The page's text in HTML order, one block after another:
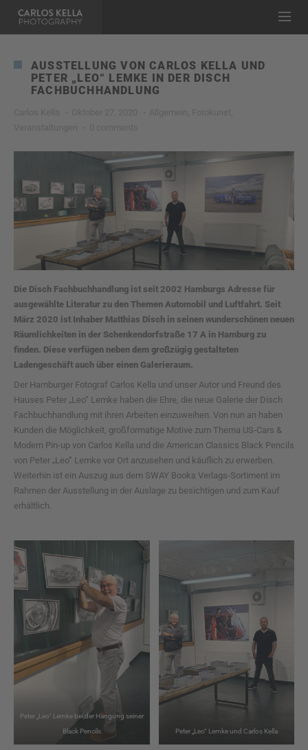
AUSSTELLUNG VON CARLOS KELLA UND
PETER „LEO“ LEMKE IN DER DISCH
FACHBUCHHANDLUNG
Die Disch Fachbuchhandlung ist seit 2002 Hamburgs Adresse für
ausgewählte Literatur zu den Themen Automobil und Luftfahrt. Seit
März 2020 ist Inhaber Matthias Disch in seinen wunderschönen neuen
Räumlichkeiten in der Schenkendorfstraße 17 A in Hamburg zu
finden. Diese verfügen neben dem großzügig gestalteten
Ladengeschäft auch über einen Galerieraum.
Der Hamburger Fotograf Carlos Kella und unser Autor und Freund des
Hauses Peter „Leo“ Lemke haben die Ehre, die neue Galerie der Disch
Fachbuchhandlung mit ihren Arbeiten einzuweihen. Von nun an haben
Kunden die Möglichkeit, großformatige Motive zum Thema US-Cars &
Modern Pin-up von Carlos Kella und die American Classics Black Pencils
von Peter „Leo“ Lemke vor Ort anzusehen und käuflich zu erwerben.
Weiterhin ist ein Auszug aus dem SWAY Books Verlags-Sortiment im
Rahmen der Ausstellung in der Auslage zu besichtigen und zum Kauf
erhältlich.
Peter „Leo“ Lemke bei der Hängung seiner
Black Pencils
Peter „Leo“ Lemke und Carlos Kella